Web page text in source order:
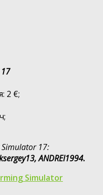
2 €;
17:
ANDREI1994.
Simulator